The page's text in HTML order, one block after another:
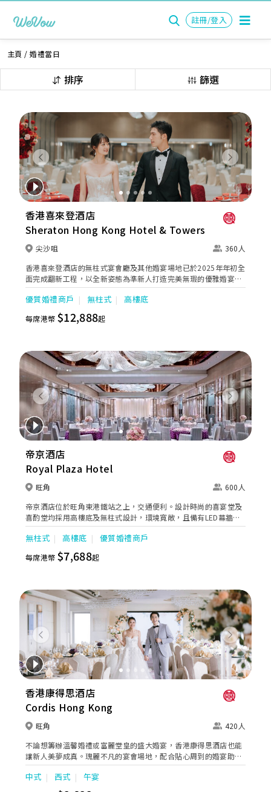
註冊/登入
主頁 /婚禮當日
排序 篩選
Previous Next
香港喜來登酒店
Sheraton Hong Kong Hotel & Towers
尖沙咀
360人
香港喜來登酒店的無柱式宴會廳及其他婚宴場地已於2025年年初全
面完成翻新工程，以全新姿態為準新人打造完美無瑕的優雅婚宴。
全新裝修的高樓底無柱式宴會廳以淺灰色、大地色及古銅色為主
調，天花懸吊的螺旋形Swarovski LED水晶吊燈，氣派不凡；宴會
廳配備了最先進的設備如內置LED 幕牆、液晶投影機和屏幕，是優
雅浪漫囍宴的理想場地；而小巧雅致的唐廳、採自然光的宋廳及明
屢獲殊榮、連續17年獲米芝蓮推薦及連續7年獲黑珍珠一鑽殊榮的
天寶閣團隊主理，為婚宴匠心打造賞心悅味美饌。 香港喜來登酒店
細意殷勤的宴會團隊，每年籌辦逾百場的大小婚宴筵席，為準新人
締造非凡婚宴。酒店更設婚宴禮賓司，專門於大日子當日緊隨準新
人左右，協調婚宴間的繁瑣細節，確保婚宴節奏順利流暢。
優質婚禮商戶 無柱式 高樓底
每席港幣 $12,888起
Previous Next
帝京酒店
Royal Plaza Hotel
旺角
600人
帝京酒店位於旺角東港鐵站之上，交通便利。設計時尚的喜宴堂及
喜酌堂均採用高樓底及無柱式設計，環境寬敞，且備有LED幕牆、
燈光及影音設備。喜宴堂最多可筵開40席，更配有水晶吊燈，適合
舉行華麗婚禮。另外，空中花園深心薈是毛孩友善場地，可以飽覽
獅子山景致，適合舉行戶外婚禮或證婚派對。酒店專業的宴會團隊
提供貼心服務，讓新人及賓客留下浪漫美好回憶。
無柱式 高樓底 優質婚禮商戶
每席港幣 $7,688起
Previous Next
香港康得思酒店
Cordis Hong Kong
旺角
420人
不論想籌辦溫馨婚禮或富麗堂皇的盛大婚宴，香港康得思酒店也能
讓新人美夢成真。瑰麗不凡的宴會場地，配合貼心周到的婚宴助理
服務，再加上奢華水晶婚禮紀念禮盒及喜宴配飾，為新人及賓客締
造畢生難忘的回憶。
中式 西式 午宴